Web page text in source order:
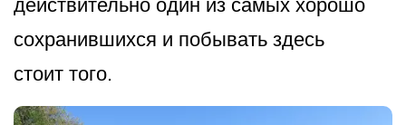
действительно один из самых хорошо
сохранившихся и побывать здесь
стоит того.